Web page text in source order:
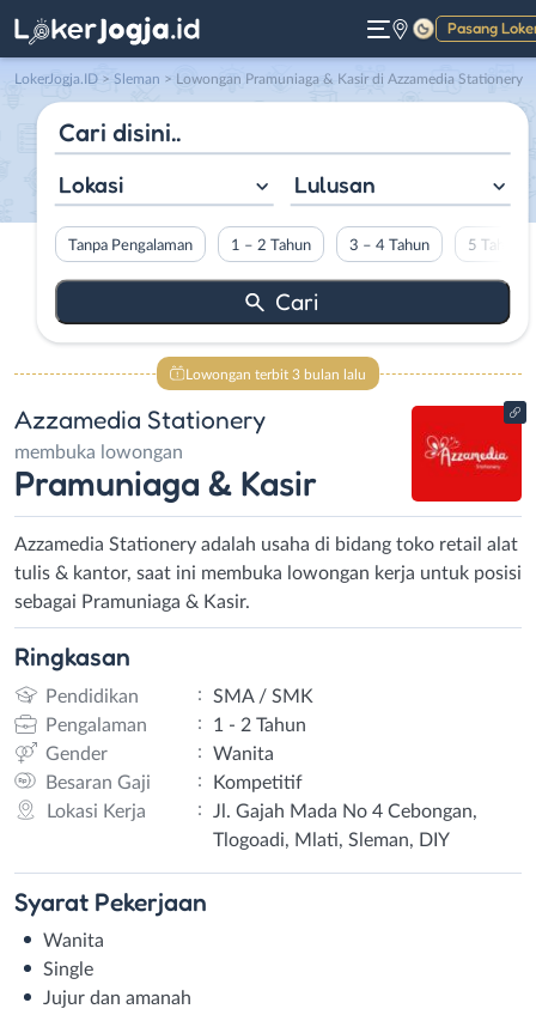
Pasang
Gelap
LokerJogja.ID > Sleman > Lowongan Pramuniaga & Kasir di Azzamedia Stationery
Lokasi Lulusan
Tanpa Pengalaman 1 – 2 Tahun 3 – 4 Tahun 5 Tahun
Lowongan terbit 3 bulan lalu
Azzamedia Stationery
membuka lowongan
Pramuniaga & Kasir
Azzamedia Stationery adalah usaha di bidang toko retail alat
tulis & kantor, saat ini membuka lowongan kerja untuk posisi
sebagai Pramuniaga & Kasir.
Ringkasan
Pendidikan :
SMA / SMK
Pengalaman
:
1 - 2 Tahun
Gender
:
Wanita
Besaran Gaji
:
Kompetitif
Lokasi Kerja
:
Jl. Gajah Mada No 4 Cebongan,
Tlogoadi, Mlati, Sleman, DIY
Syarat Pekerjaan
Wanita
Single
Jujur dan amanah